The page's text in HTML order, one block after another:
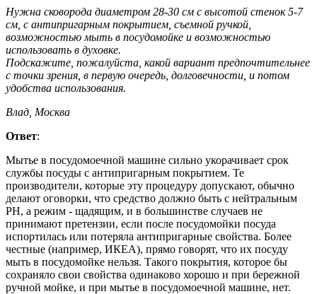
Нужна сковорода диаметром 28-30 см с высотой стенок 5-7
см, с антипригарным покрытием, съемной ручкой,
возможностью мыть в посудомойке и возможностью
использовать в духовке.
Подскажите, пожалуйста, какой вариант предпочтительнее
с точки зрения, в первую очередь, долговечности, и потом
удобства использования.
Влад, Москва
Ответ:
Мытье в посудомоечной машине сильно укорачивает срок
службы посуды с антипригарным покрытием. Те
производители, которые эту процедуру допускают, обычно
делают оговорки, что средство должно быть с нейтральным
PH, а режим - щадящим, и в большинстве случаев не
принимают претензии, если после посудомойки посуда
испортилась или потеряла антипригарные свойства. Более
честные (например, ИКЕА), прямо говорят, что их посуду
мыть в посудомойке нельзя. Такого покрытия, которое бы
сохраняло свои свойства одинаково хорошо и при бережной
ручной мойке, и при мытье в посудомоечной машине, нет.